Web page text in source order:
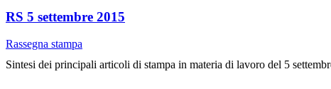
RS 5 settembre 2015
Rassegna stampa
Sintesi dei principali articoli di stampa in materia di lavoro del 5